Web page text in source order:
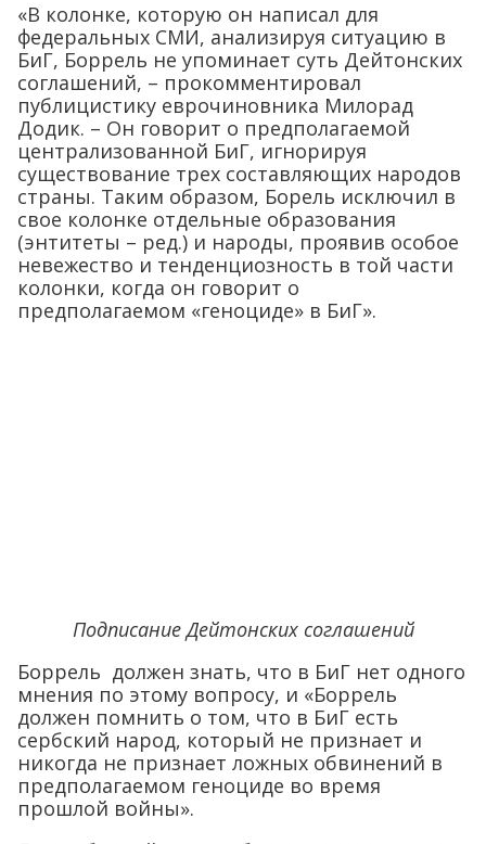
«В колонке, которую он написал для
федеральных СМИ, анализируя ситуацию в
БиГ, Боррель не упоминает суть Дейтонских
соглашений, – прокомментировал
публицистику еврочиновника Милорад
Додик. – Он говорит о предполагаемой
централизованной БиГ, игнорируя
существование трех составляющих народов
страны. Таким образом, Борель исключил в
свое колонке отдельные образования
(энтитеты – ред.) и народы, проявив особое
невежество и тенденциозность в той части
колонки, когда он говорит о
предполагаемом «геноциде» в БиГ».
Подписание Дейтонских соглашений
Боррель должен знать, что в БиГ нет одного
мнения по этому вопросу, и «Боррель
должен помнить о том, что в БиГ есть
сербский народ, который не признает и
никогда не признает ложных обвинений в
предполагаемом геноциде во время
прошлой войны».